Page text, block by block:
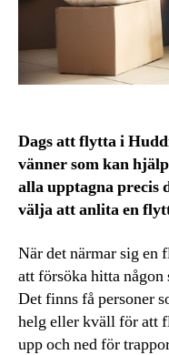
Dags att flytta i
vänner som kan
alla upptagna precis
välja att anlita en
När det närmar sig en
att försöka hitta
Det finns få personer
helg eller kväll för att
upp och ned för